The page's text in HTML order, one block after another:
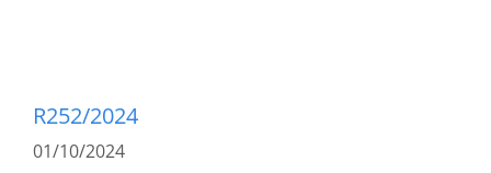
R252/2024
01/10/2024